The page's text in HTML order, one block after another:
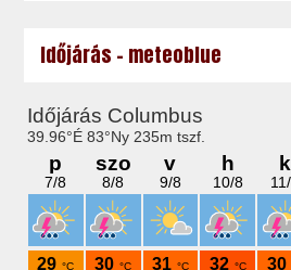
Időjárás - meteoblue